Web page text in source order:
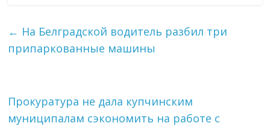
← На Белградской водитель разбил три
припаркованные машины
Прокуратура не дала купчинским
муниципалам сэкономить на работе с